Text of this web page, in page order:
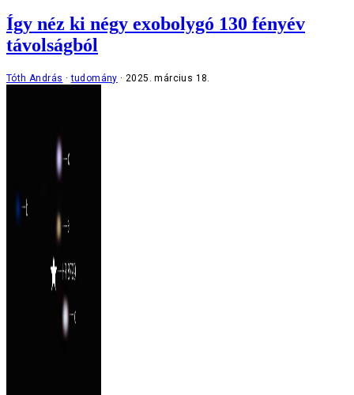
Így néz ki négy exobolygó 130 fényév
távolságból
Tóth András tudomány 2025. március 18.